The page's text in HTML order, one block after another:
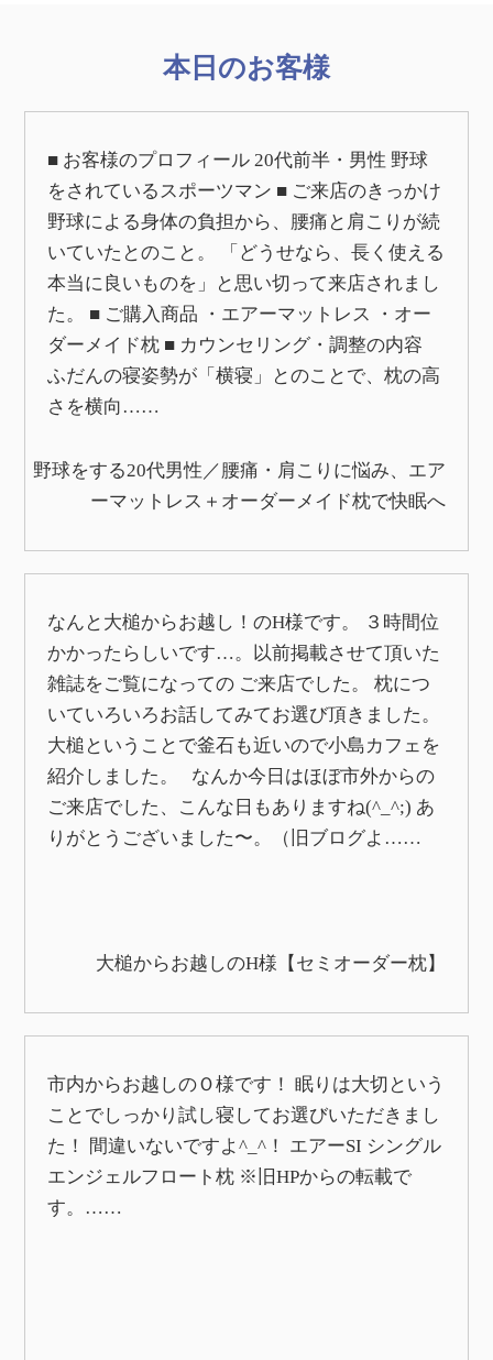
本日のお客様
■ お客様のプロフィール 20代前半・男性 野球
をされているスポーツマン ■ ご来店のきっかけ
野球による身体の負担から、腰痛と肩こりが続
いていたとのこと。 「どうせなら、長く使える
本当に良いものを」と思い切って来店されまし
た。 ■ ご購入商品 ・エアーマットレス ・オー
ダーメイド枕 ■ カウンセリング・調整の内容
ふだんの寝姿勢が「横寝」とのことで、枕の高
さを横向……
野球をする20代男性／腰痛・肩こりに悩み、エア
ーマットレス＋オーダーメイド枕で快眠へ
なんと大槌からお越し！のH様です。 ３時間位
かかったらしいです…。以前掲載させて頂いた
雑誌をご覧になっての ご来店でした。 枕につ
いていろいろお話してみてお選び頂きました。
大槌ということで釜石も近いので小島カフェを
紹介しました。 なんか今日はほぼ市外からの
ご来店でした、こんな日もありますね(^_^;) あ
りがとうございました〜。（旧ブログよ……
大槌からお越しのH様【セミオーダー枕】
市内からお越しのＯ様です！ 眠りは大切という
ことでしっかり試し寝してお選びいただきまし
た！ 間違いないですよ^_^！ エアーSI シングル
エンジェルフロート枕 ※旧HPからの転載で
す。……